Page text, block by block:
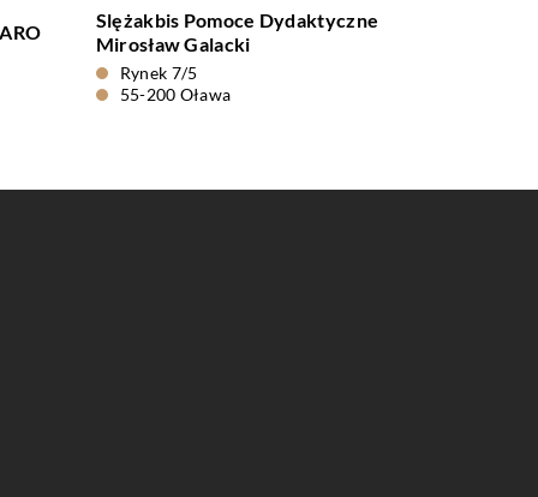
Slężakbis Pomoce Dydaktyczne
Mirosław Galacki
Rynek 7/5
55-200 Oława